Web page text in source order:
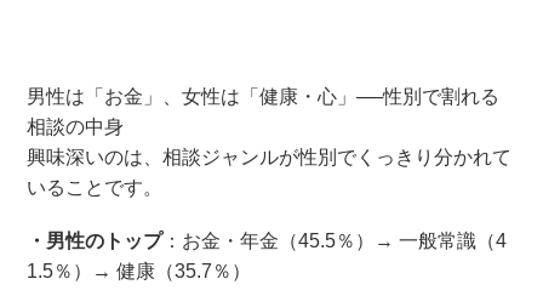
男性は「お金」、女性は「健康・心」──性別で割れる
相談の中身
興味深いのは、相談ジャンルが性別でくっきり分かれて
いることです。
・ 男性のトップ：お金・年金（45.5％）→ 一般常識（4
1.5％）→ 健康（35.7％）